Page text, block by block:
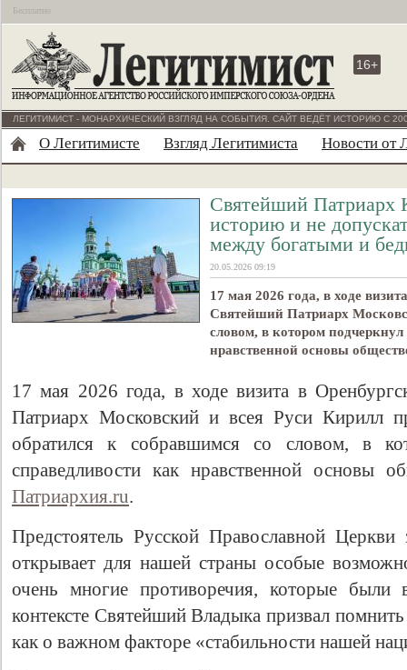
Бесплатно
16+
ЛЕГИТИМИСТ - МОНАРХИЧЕСКИЙ ВЗГЛЯД НА СОБЫТИЯ. САЙТ ВЕДЁТ ИСТОРИЮ С
О Легитимисте Взгляд Легитимиста Новости от
Святейший Патриарх
историю и не
между богатыми и
20.05.2026 09:19
17 мая 2026 года, в ходе
Святейший Патриарх
словом, в котором
нравственной основы
17 мая 2026 года, в ходе визита в
Патриарх Московский и всея Руси Кирилл
обратился к собравшимся со словом, в
справедливости как нравственной основы
Патриархия.ru.
Предстоятель Русской Православной
открывает для нашей страны особые
очень многие противоречия, которые
контексте Святейший Владыка призвал
как о важном факторе «стабильности нашей